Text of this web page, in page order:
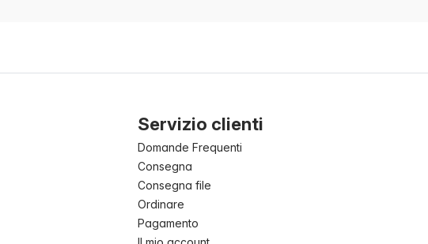
Servizio clienti
Domande Frequenti
Consegna
Consegna file
Ordinare
Pagamento